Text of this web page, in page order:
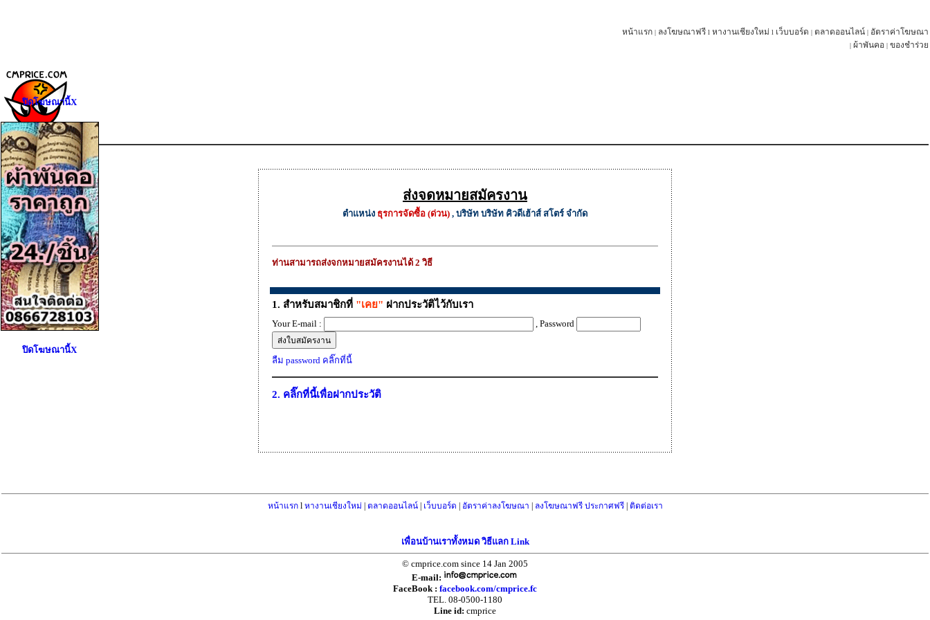
หน้าแรก | ลงโฆษณาฟรี l หางานเชียงใหม่ l เว็บบอร์ด | ตลาดออนไลน์ | อัตราค่าโฆษณา
| ผ้าพันคอ | ของชำร่วย
ส่งจดหมายสมัครงาน
ตำแหน่ง ธุรการจัดซื้อ (ด่วน) , บริษัท บริษัท คิวดีเฮ้าส์ สโตร์ จำกัด
ท่านสามารถส่งจกหมายสมัครงานได้ 2 วิธี
1. สำหรับสมาชิกที่ "เคย" ฝากประวัติไว้กับเรา
Your E-mail : , Password
ลืม password คลิ๊กที่นี้
2. คลิ๊กที่นี้เพื่อฝากประวัติ
ปิดโฆษณานี้X
ปิดโฆษณานี้X
หน้าแรกl หางานเชียงใหม่ | ตลาดออนไลน์| เว็บบอร์ด | อัตราค่าลงโฆษณา | ลงโฆษณาฟรี ประกาศฟรี| ติดต่อเรา
เพื่อนบ้านเราทั้งหมด วิธีแลก Link
© cmprice.com since 14 Jan 2005
E-mail:
FaceBook : facebook.com/cmprice.fc
TEL. 08-0500-1180
Line id: cmprice